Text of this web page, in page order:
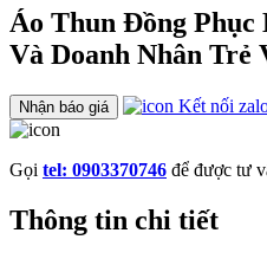
Áo Thun Đồng
Và Doanh Nhân Trẻ
Nhận báo giá Kết nối
Gọi tel: 0903370746 để được tư
Thông tin chi tiết